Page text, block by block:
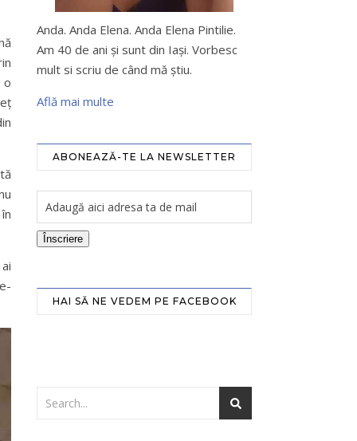
o
Anda. Anda Elena. Anda Elena Pintilie.
Am 40 de ani şi sunt din Iaşi. Vorbesc
mult si scriu de când mă ştiu.
Află mai multe
ABONEAZĂ-TE LA NEWSLETTER
Înscriere
HAI SĂ NE VEDEM PE FACEBOOK